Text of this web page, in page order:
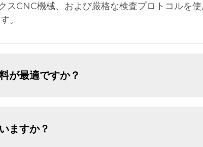
スCNC機械、および厳格な検査プロトコルを
。
が最適ですか？
ますか？